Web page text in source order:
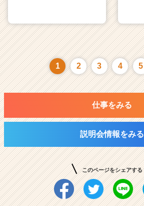
1 2 3 4 5
仕事をみる
説明会情報をみる
このページをシェアする